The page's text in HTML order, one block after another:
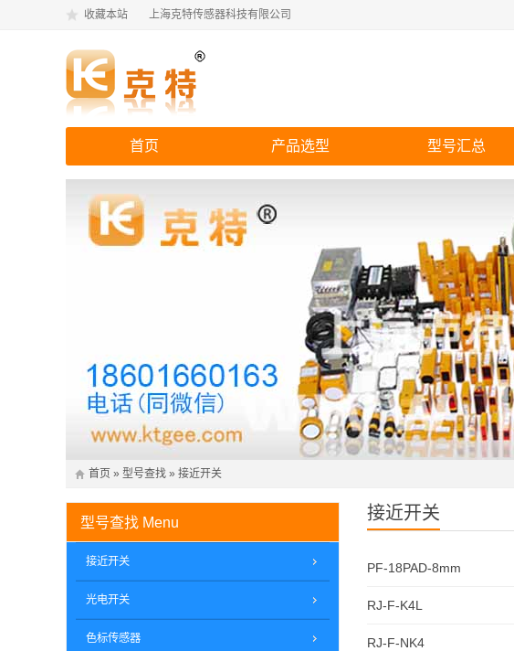
收藏本站 上海克特传感器科技有限公司
首页 产品选型 型号汇总
首页 » 型号查找 » 接近开关
接近开关
PF-18PAD-8mm
RJ-F-K4L
RJ-F-NK4
型号查找 Menu
接近开关
光电开关
色标传感器